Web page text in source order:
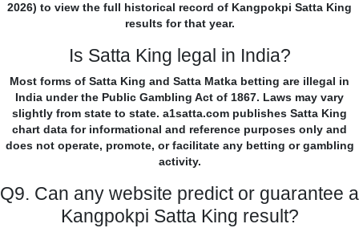
2026) to view the full historical record of Kangpokpi Satta King
results for that year.
Is Satta King legal in India?
Most forms of Satta King and Satta Matka betting are illegal in
India under the Public Gambling Act of 1867. Laws may vary
slightly from state to state. a1satta.com publishes Satta King
chart data for informational and reference purposes only and
does not operate, promote, or facilitate any betting or gambling
activity.
Q9. Can any website predict or guarantee a
Kangpokpi Satta King result?